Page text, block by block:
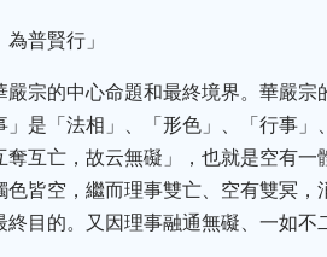
普賢行」
嚴宗的中心命題和最終境界。華嚴
」是「法相」、「形色」、「行事
奪互亡，故云無礙」，也就是空有
色皆空，繼而理事雙亡、空有雙冥
終目的。又因理事融通無礙、一如